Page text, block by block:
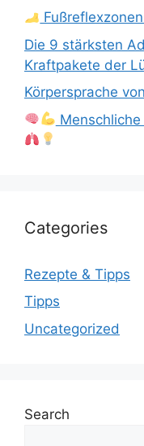
Die 9 stärksten
Kraftpakete der
Körpersprache
Categories
Rezepte & Tipps
Tipps
Uncategorized
Search